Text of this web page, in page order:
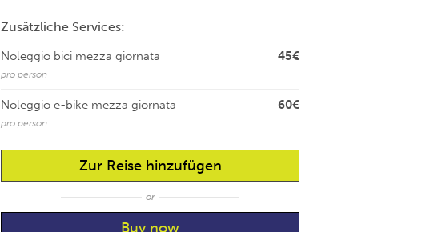
Zusätzliche Services:
45€
Noleggio bici mezza giornata
pro person
60€
Noleggio e-bike mezza giornata
pro person
Zur Reise hinzufügen
or